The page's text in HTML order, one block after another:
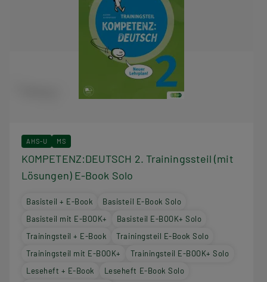
AHS-U MS
KOMPETENZ:DEUTSCH 2. Trainingssteil (mit
Lösungen) E-Book Solo
Basisteil + E-Book
Basisteil E-Book Solo
Basisteil mit E-BOOK+
Basisteil E-BOOK+ Solo
Trainingsteil + E-Book
Trainingsteil E-Book Solo
Trainingsteil mit E-BOOK+
Trainingsteil E-BOOK+ Solo
Leseheft + E-Book
Leseheft E-Book Solo